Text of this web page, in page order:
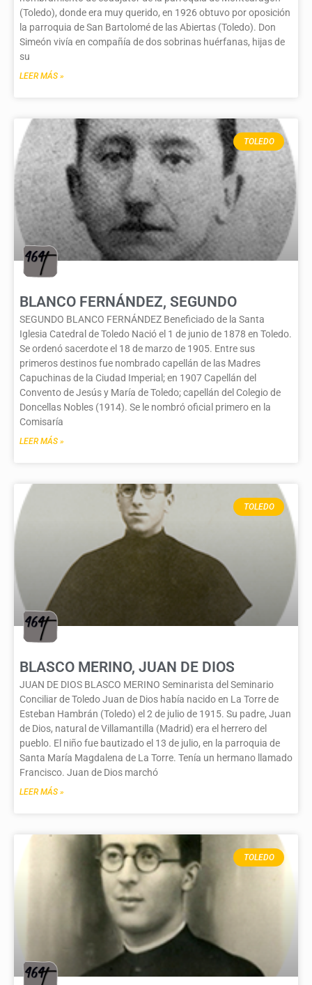
(Toledo), donde era muy querido, en 1926 obtuvo por oposición
la parroquia de San Bartolomé de las Abiertas (Toledo). Don
Simeón vivía en compañía de dos sobrinas huérfanas, hijas de
su
LEER MÁS »
TOLEDO
BLANCO FERNÁNDEZ, SEGUNDO
SEGUNDO BLANCO FERNÁNDEZ Beneficiado de la Santa
Iglesia Catedral de Toledo Nació el 1 de junio de 1878 en Toledo.
Se ordenó sacerdote el 18 de marzo de 1905. Entre sus
primeros destinos fue nombrado capellán de las Madres
Capuchinas de la Ciudad Imperial; en 1907 Capellán del
Convento de Jesús y María de Toledo; capellán del Colegio de
Doncellas Nobles (1914). Se le nombró oficial primero en la
Comisaría
LEER MÁS »
TOLEDO
BLASCO MERINO, JUAN DE DIOS
JUAN DE DIOS BLASCO MERINO Seminarista del Seminario
Conciliar de Toledo Juan de Dios había nacido en La Torre de
Esteban Hambrán (Toledo) el 2 de julio de 1915. Su padre, Juan
de Dios, natural de Villamantilla (Madrid) era el herrero del
pueblo. El niño fue bautizado el 13 de julio, en la parroquia de
Santa María Magdalena de La Torre. Tenía un hermano llamado
Francisco. Juan de Dios marchó
LEER MÁS »
TOLEDO